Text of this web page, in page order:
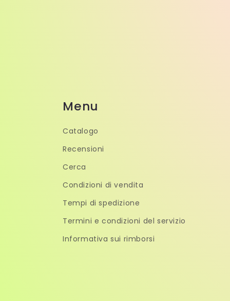
Menu
Catalogo
Recensioni
Cerca
Condizioni di vendita
Tempi di spedizione
Termini e condizioni del servizio
Informativa sui rimborsi